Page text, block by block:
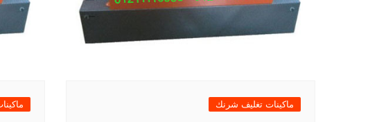
ماكينات تغليف شرنك